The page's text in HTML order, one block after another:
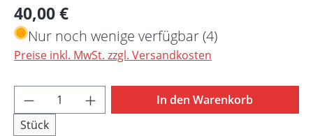
Regulärer Preis:
40,00 €
Nur noch wenige verfügbar (4)
Preise inkl. MwSt. zzgl. Versandkosten
Produkt Anzahl: Gib den gewünschten
Stück
In den Warenkorb